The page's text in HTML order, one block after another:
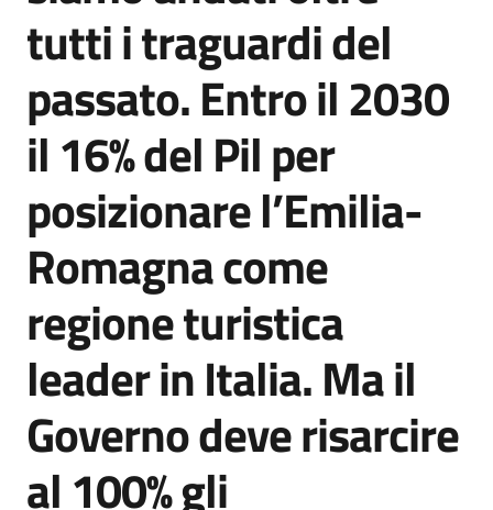
tutti i traguardi del
passato. Entro il 2030
il 16% del Pil per
posizionare l’Emilia-
Romagna come
regione turistica
leader in Italia. Ma il
Governo deve risarcire
al 100% gli